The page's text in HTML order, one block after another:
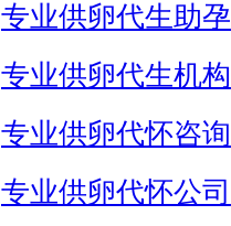
专业供卵代生助孕
专业供卵代生机构
专业供卵代怀咨询
专业供卵代怀公司